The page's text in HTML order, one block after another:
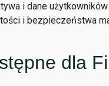
i dane
i bezpieczeństwa
dla